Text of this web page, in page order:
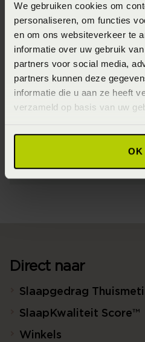
We gebruiken cookies om
personaliseren, om functies
en om ons websiteverkeer te
informatie over uw gebruik
partners voor social media,
partners kunnen deze
informatie die u aan ze heeft
verzameld op basis van uw
OK
Specificaties
Artikelnummer
8715944862981
Wasinstructie
Direct naar
Slaapgedrag
SlaapKwaliteit Score™
Winkels